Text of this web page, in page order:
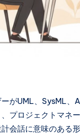
がUML、SysML
プロジェクトマネ
会話に意味のある